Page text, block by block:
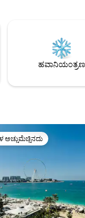
ಫಾರ್ಮಸಿ ಮತ್ತು ಕ್ಲಿನಿಕ್
ಖಲೀಫಾಗೆ ಹೋಗುವ ಟ್ರಾಮ್
ದೂರದಲ್ಲಿದೆ. ಪೂಲ್‌ಗಳು/
ಹವಾನಿಯಂತ್ರಣ
ಅಚ್ಚುಮೆಚ್ಚಿನದು
ಅಚ್ಚುಮೆಚ್ಚಿನದು